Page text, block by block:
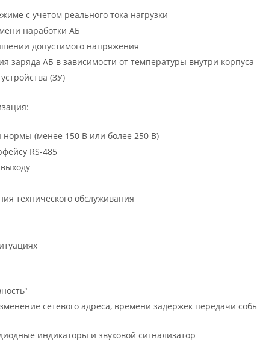
с учетом реального тока нагрузки
наработки АБ
допустимого напряжения
заряда АБ в зависимости от температуры внутри корпуса
(ЗУ)
(менее 150 В или более 250 В)
RS-485
технического обслуживания
сетевого адреса, времени задержек передачи
индикаторы и звуковой сигнализатор